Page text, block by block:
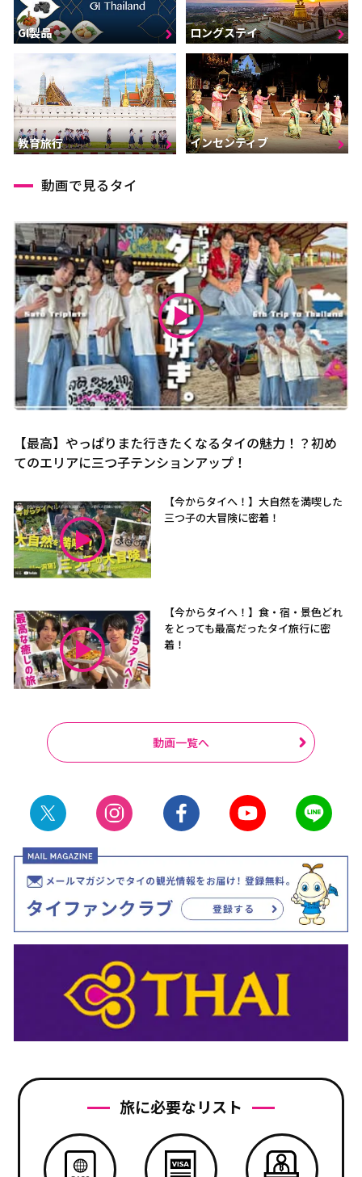
GI製品 ロングステイ
教育旅行 インセンティブ
動画で見るタイ
【最高】やっぱりまた行きたくなるタイの魅力！？初め
てのエリアに三つ子テンションアップ！
【今からタイへ！】大自然を満喫した
三つ子の大冒険に密着！
【今からタイへ！】食・宿・景色どれ
をとっても最高だったタイ旅行に密
着！
動画一覧へ
旅に必要なリスト